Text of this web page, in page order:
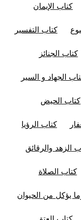
كتاب الإيمان
كتاب التفسير
كتاب الجنائز
الجهاد و السير
كتاب الحيض
كتاب الرؤيا
الزهد والرقائق
كتاب الصلاة
يؤكل من الحيوان